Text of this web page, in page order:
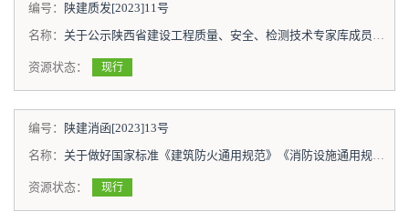
编号： 陕建质发[2023]11号
名称： 关于公示陕西省建设工程质量、安全、检测技术专家库成员的通知
资源状态： 现行
编号： 陕建消函[2023]13号
名称： 关于做好国家标准《建筑防火通用规范》《消防设施通用规范》贯彻执行工作的通知
资源状态： 现行